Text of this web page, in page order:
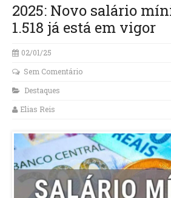
2025: Novo salário
1.518 já está em vigor
02/01/25
Sem Comentário
Destaques
Elias Reis